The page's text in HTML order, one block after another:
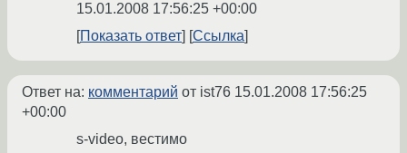
15.01.2008 17:56:25 +00:00
Показать ответ
Ссылка
Ответ на: комментарий от ist76 15.01.2008 17:56:25
+00:00
s-video, вестимо